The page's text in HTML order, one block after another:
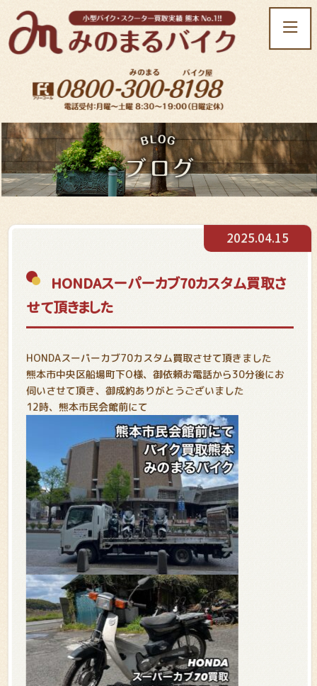
t
o
n
a
v
i
g
t
o
HONDAスーパーカブ70カスタム買取さ
せて頂きました
2025.04.15
HONDAスーパーカブ70カスタム買取させて頂きました
熊本市中央区船場町下O様、御依頼お電話から30分後にお
伺いさせて頂き、御成約ありがとうございました
12時、熊本市民会館前にて